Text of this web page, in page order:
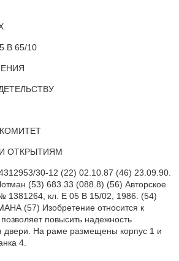
В 65/10
ОТКРЫТИЯМ
30-12 (22) 02.10.87 (46) 23.09.90.
(53) 683.33 (088.8) (56) Авторское
1381264, кл. Е 05 В 15/02, 1986. (54)
(57) Изобретение относится к
повысить надежность
двери. На раме размещены корпус 1 и
4.